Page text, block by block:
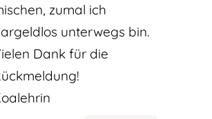
zumal ich
unterwegs bin.
Dank für die